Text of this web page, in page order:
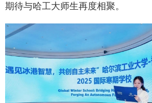
期待与哈工大师生再度相聚。